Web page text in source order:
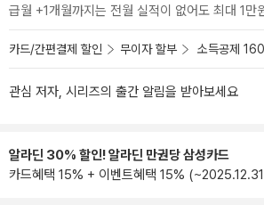
급월 +1개월까지는 전월 실적이 없어도 최대 1만
카드/간편결제 할인 무이자 할부 소득공제
관심 저자, 시리즈의 출간 알림을 받아보세요
알라딘 30% 할인! 알라딘 만권당 삼성카드
카드혜택 15% + 이벤트혜택 15%